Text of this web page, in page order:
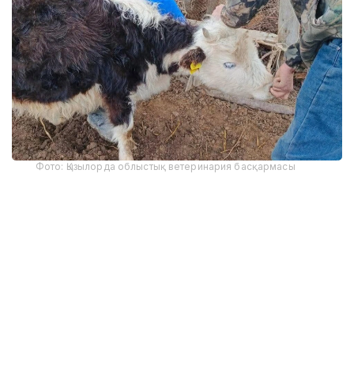
Фото: Қызылорда облыстық ветеринария басқармасы